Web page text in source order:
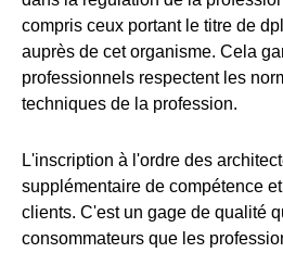
compris ceux portant le titre de
auprès de cet organisme. Cela
professionnels respectent les
techniques de la profession.
L'inscription à l'ordre des
supplémentaire de compétence
clients. C'est un gage de qualité
consommateurs que les